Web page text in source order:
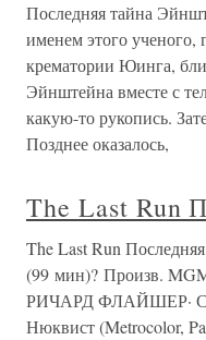
Последняя тайна
именем этого ученого,
крематории Юинга,
Эйнштейна вместе с
какую-то рукопись.
Позднее оказалось,
The Last Run
The Last Run
(99 мин)? Произв.
РИЧАРД ФЛАЙШЕР·
Нюквист (Metrocolor,